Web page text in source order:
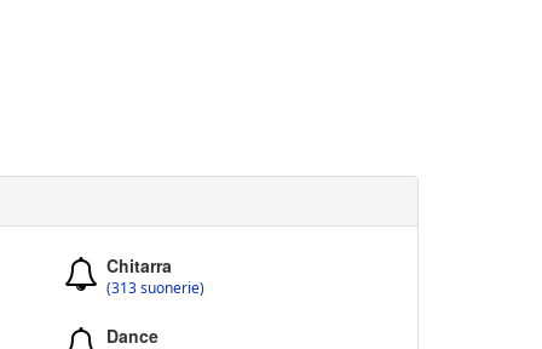
Chitarra
(313 suonerie)
Dance